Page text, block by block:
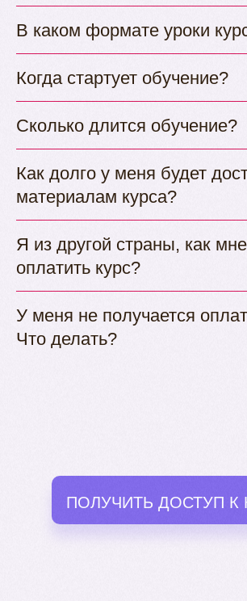
В каком формате уроки
Когда стартует обучение?
Сколько длится обучение?
Как долго у меня будет
материалам курса?
Я из другой страны, как мне
оплатить курс?
У меня не получается
Что делать?
ПОЛУЧИТЬ ДОСТУП К